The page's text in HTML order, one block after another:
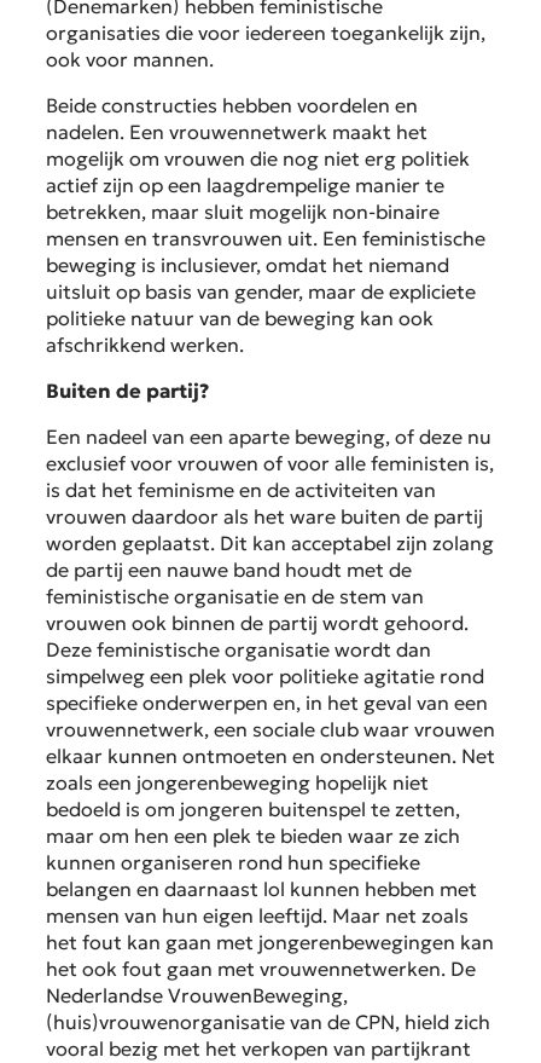
(Denemarken) hebben feministische
organisaties die voor iedereen toegankelijk zijn,
ook voor mannen.
Beide constructies hebben voordelen en
nadelen. Een vrouwennetwerk maakt het
mogelijk om vrouwen die nog niet erg politiek
actief zijn op een laagdrempelige manier te
betrekken, maar sluit mogelijk non-binaire
mensen en transvrouwen uit. Een feministische
beweging is inclusiever, omdat het niemand
uitsluit op basis van gender, maar de expliciete
politieke natuur van de beweging kan ook
afschrikkend werken.
Buiten de partij?
Een nadeel van een aparte beweging, of deze nu
exclusief voor vrouwen of voor alle feministen is,
is dat het feminisme en de activiteiten van
vrouwen daardoor als het ware buiten de partij
worden geplaatst. Dit kan acceptabel zijn zolang
de partij een nauwe band houdt met de
feministische organisatie en de stem van
vrouwen ook binnen de partij wordt gehoord.
Deze feministische organisatie wordt dan
simpelweg een plek voor politieke agitatie rond
specifieke onderwerpen en, in het geval van een
vrouwennetwerk, een sociale club waar vrouwen
elkaar kunnen ontmoeten en ondersteunen. Net
zoals een jongerenbeweging hopelijk niet
bedoeld is om jongeren buitenspel te zetten,
maar om hen een plek te bieden waar ze zich
kunnen organiseren rond hun specifieke
belangen en daarnaast lol kunnen hebben met
mensen van hun eigen leeftijd. Maar net zoals
het fout kan gaan met jongerenbewegingen kan
het ook fout gaan met vrouwennetwerken. De
Nederlandse VrouwenBeweging,
(huis)vrouwenorganisatie van de CPN, hield zich
vooral bezig met het verkopen van partijkrant